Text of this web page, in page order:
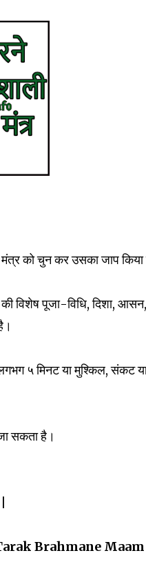
मंत्र को चुन कर उसका जाप
विशेष पूजा-विधि, दिशा,
५ मिनट या मुश्किल, संकट
सकता है।
Brahmane Maam